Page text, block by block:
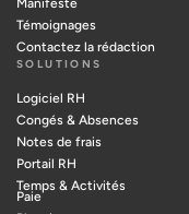
Témoignages
Contactez la rédaction
SOLUTIONS
Logiciel RH
Congés & Absences
Notes de frais
Portail RH
Temps & Activités
Paie